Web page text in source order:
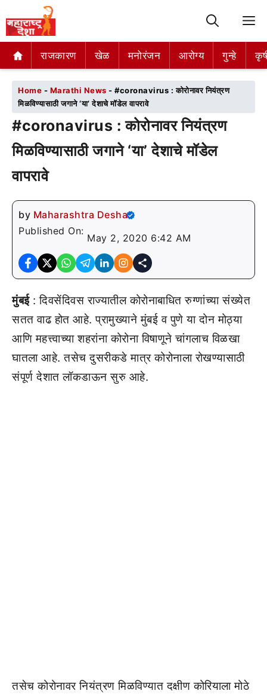
राजकारण खेळ मनोरंजन आरोग्य गुन्हे
राजकारण खेळ मनोरंजन आरोग्य गुन्हे
Home - Marathi News - #coronavirus : कोरोनावर नियंत्रण
मिळविण्यासाठी जगाने ‘या’ देशाचे मॉडेल वापरावे
#coronavirus : कोरोनावर नियंत्रण
मिळविण्यासाठी जगाने ‘या’ देशाचे मॉडेल
वापरावे
by Maharashtra Desha
Published On:
May 2, 2020 6:42 AM
मुंबई: दिवसेंदिवस राज्यातील कोरोनाबाधित रुग्णांच्या संख्येत
सतत वाढ होत आहे. प्रामुख्याने मुंबई व पुणे या दोन मोठ्या
आणि महत्त्वाच्या शहरांना कोरोना विषाणूने चांगलाच विळखा
घातला आहे. तसेच दुसरीकडे मात्र कोरोनाला रोखण्यासाठी
संपूर्ण देशात लॉकडाऊन सुरु आहे.
तसेच कोरोनावर नियंत्रण मिळविण्यात दक्षीण कोरियाला मोठे